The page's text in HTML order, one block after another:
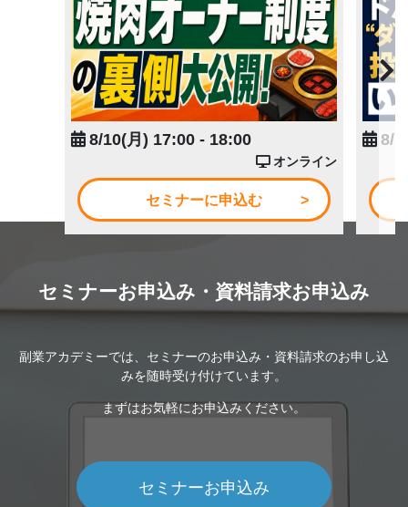
8/10(月) 17:00 - 18:00
オンライン
セミナーに申込む
8/
セミナーお申込み・資料請求お申込み
副業アカデミーでは、セミナーのお申込み・資料請求のお申し込
みを随時受け付けています。
まずはお気軽にお申込みください。
セミナーお申込み